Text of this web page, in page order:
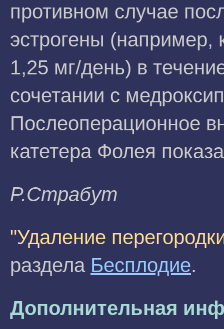
противном случае
эстрогены (например,
1,25 мг/день) в
сочетании с
Послеоперационное
катетера Фолея
P.Cтpaбyт
"Удаление
раздела Бесплодие.
Дополнительная